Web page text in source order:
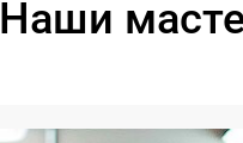
Наши